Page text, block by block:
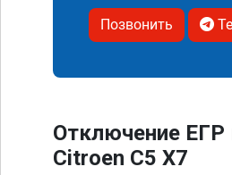
Позвонить
Отключение ЕГР
Citroen C5 X7